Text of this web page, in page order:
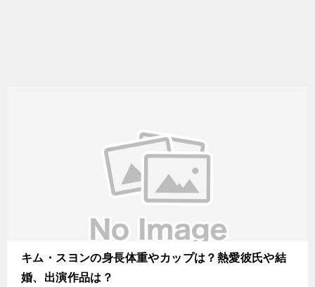
キム・スヨンの身長体重やカップは？熱愛彼氏や結
婚、出演作品は？